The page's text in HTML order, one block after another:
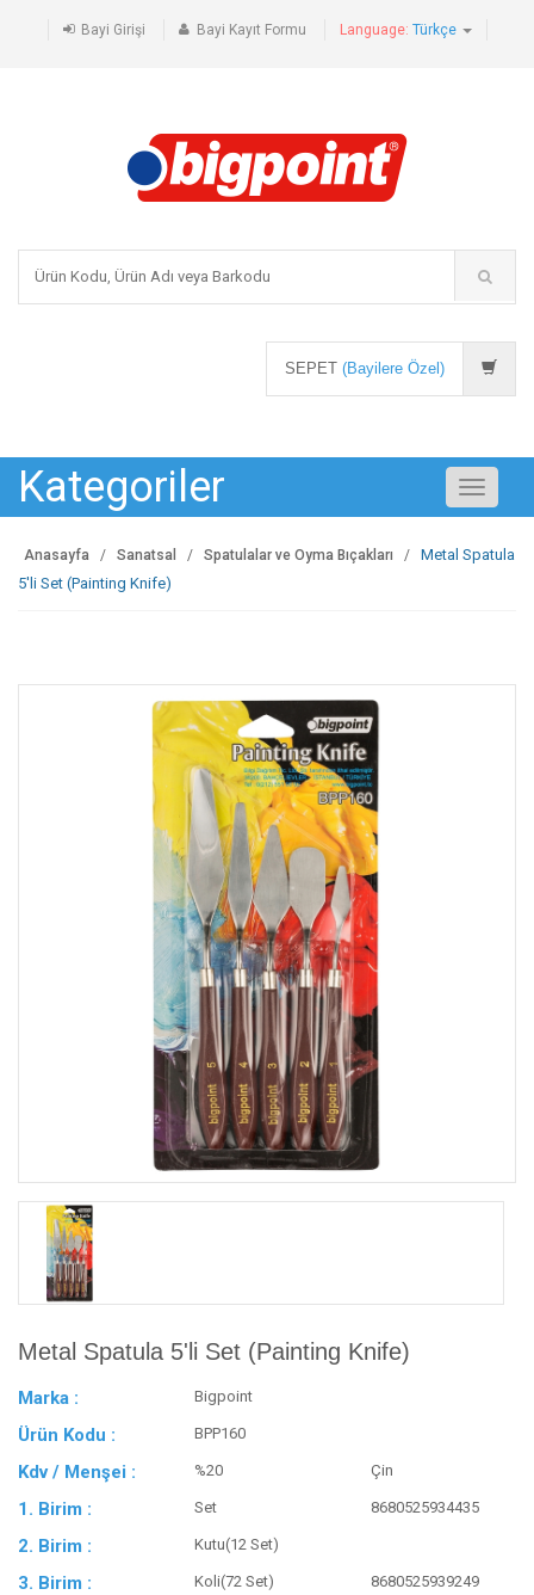
Bayi Girişi Bayi Kayıt Formu Language: Türkçe
SEPET (Bayilere Özel)
Kategoriler
Toggle
Anasayfa Sanatsal Spatulalar ve Oyma Bıçakları
Metal Spatula
5'li Set (Painting Knife)
Metal Spatula 5'li Set (Painting Knife)
Marka : Bigpoint
Ürün Kodu : BPP160
Kdv / Menşei : %20 Çin
1. Birim : Set 8680525934435
2. Birim : Kutu(12 Set)
3. Birim : Koli(72 Set) 8680525939249